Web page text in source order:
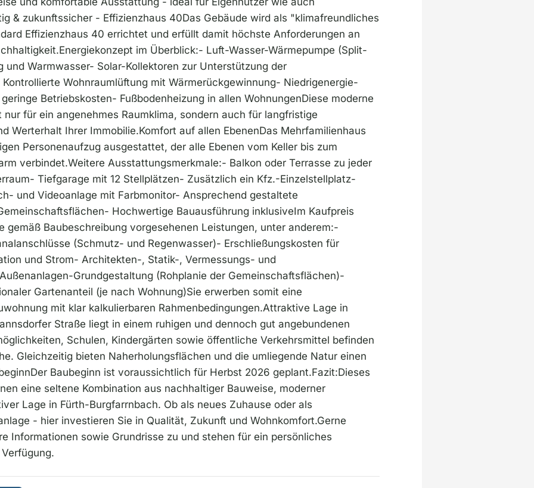
& zukunftssicher - Effizienzhaus 40Das Gebäude wird als "klimafreundliches
Effizienzhaus 40 errichtet und erfüllt damit höchste Anforderungen an
im Überblick:- Luft-Wasser-Wärmepumpe (Split-
und Warmwasser- Solar-Kollektoren zur Unterstützung der
Wohnraumlüftung mit Wärmerückgewinnung- Niedrigenergie-
Betriebskosten- Fußbodenheizung in allen WohnungenDiese moderne
für ein angenehmes Raumklima, sondern auch für langfristige
Werterhalt Ihrer Immobilie.Komfort auf allen EbenenDas Mehrfamilienhaus
Personenaufzug ausgestattet, der alle Ebenen vom Keller bis zum
verbindet.Weitere Ausstattungsmerkmale:- Balkon oder Terrasse zu jeder
Tiefgarage mit 12 Stellplätzen- Zusätzlich ein Kfz.-Einzelstellplatz-
und Videoanlage mit Farbmonitor- Ansprechend gestaltete
Hochwertige Bauausführung inklusiveIm Kaufpreis
gemäß Baubeschreibung vorgesehenen Leistungen, unter anderem:-
(Schmutz- und Regenwasser)- Erschließungskosten für
und Strom- Architekten-, Statik-, Vermessungs- und
Grundgestaltung (Rohplanie der Gemeinschaftsflächen)-
Gartenanteil (je nach Wohnung)Sie erwerben somit eine
mit klar kalkulierbaren Rahmenbedingungen.Attraktive Lage in
Straße liegt in einem ruhigen und dennoch gut angebundenen
Schulen, Kindergärten sowie öffentliche Verkehrsmittel befinden
Gleichzeitig bieten Naherholungsflächen und die umliegende Natur einen
Baubeginn ist voraussichtlich für Herbst 2026 geplant.Fazit:Dieses
eine seltene Kombination aus nachhaltiger Bauweise, moderner
Lage in Fürth-Burgfarrnbach. Ob als neues Zuhause oder als
- hier investieren Sie in Qualität, Zukunft und Wohnkomfort.Gerne
Informationen sowie Grundrisse zu und stehen für ein persönliches